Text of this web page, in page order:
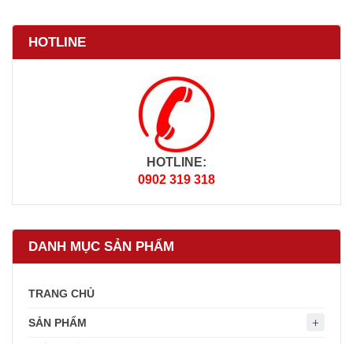
HOTLINE
HOTLINE:
0902 319 318
DANH MỤC SẢN PHẨM
TRANG CHỦ
SẢN PHẨM